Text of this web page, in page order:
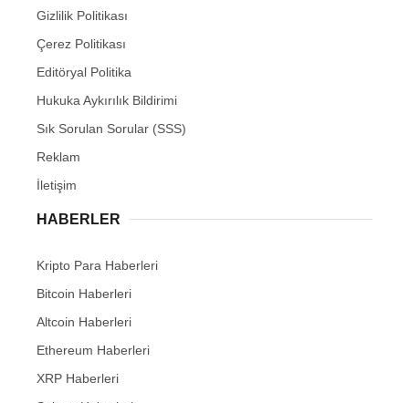
Gizlilik Politikası
Çerez Politikası
Editöryal Politika
Hukuka Aykırılık Bildirimi
Sık Sorulan Sorular (SSS)
Reklam
İletişim
HABERLER
Kripto Para Haberleri
Bitcoin Haberleri
Altcoin Haberleri
Ethereum Haberleri
XRP Haberleri